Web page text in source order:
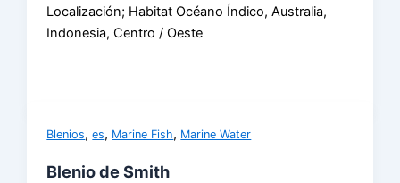
Localización; Habitat Océano Índico, Australia,
Indonesia, Centro / Oeste
Blenios,es, Marine Fish, Marine Water
Blenio de Smith